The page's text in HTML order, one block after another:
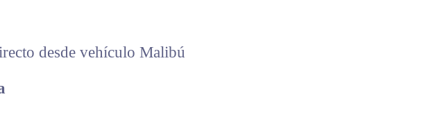
desde vehículo Malibú